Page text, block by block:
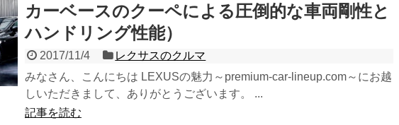
カーベースのクーペによる圧倒的な車両剛性と
ハンドリング性能）
2017/11/4
レクサスのクルマ
みなさん、こんにちは LEXUSの魅力～premium-car-lineup.com～にお越
しいただきまして、ありがとうございます。 ...
記事を読む